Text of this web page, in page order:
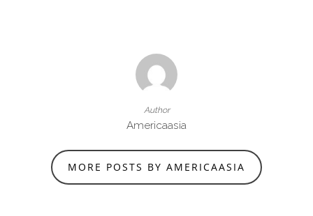
Author
Americaasia
MORE POSTS BY AMERICAASIA